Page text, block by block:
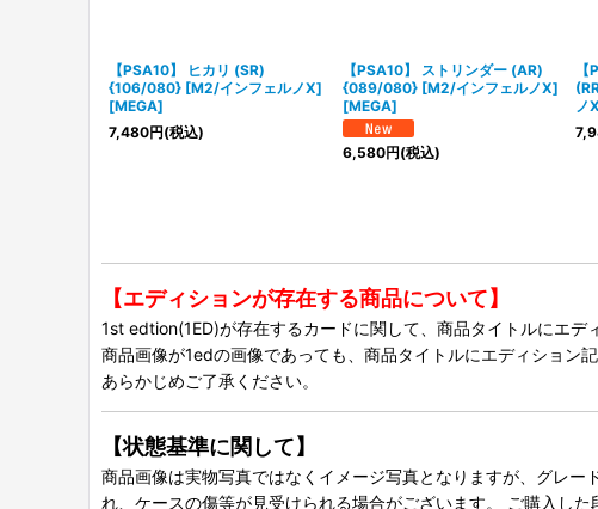
【PSA10】 ヒカリ (SR)
{106/080} [M2/インフェルノX]
[MEGA]
7,480円(税込)
【PSA10】 ストリンダー (AR)
{089/080} [M2/インフェルノX]
[MEGA]
6,580円(税込)
ノ
【エディションが存在する商品について】
1st edtion(1ED)が存在するカードに関して、商品タイトルにエデ
商品画像が1edの画像であっても、商品タイトルにエディション
あらかじめご了承ください。
【状態基準に関して】
商品画像は実物写真ではなくイメージ写真となりますが、グレ
れ、ケースの傷等が見受けられる場合がございます。 ご購入し